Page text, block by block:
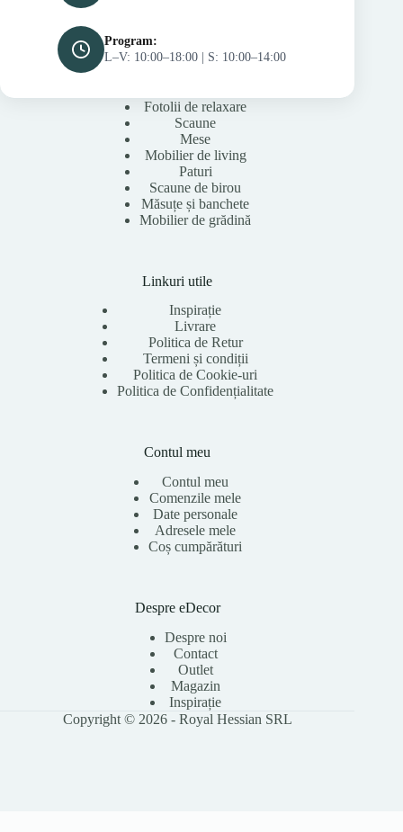
Program:
L–V: 10:00–18:00 | S: 10:00–14:00
Fotolii de relaxare
Scaune
Mese
Mobilier de living
Paturi
Scaune de birou
Măsuțe și banchete
Mobilier de grădină
Linkuri utile
Inspirație
Livrare
Politica de Retur
Termeni și condiții
Politica de Cookie-uri
Politica de Confidențialitate
Contul meu
Contul meu
Comenzile mele
Date personale
Adresele mele
Coș cumpărături
Despre eDecor
Despre noi
Contact
Outlet
Magazin
Inspirație
Copyright © 2026 - Royal Hessian SRL